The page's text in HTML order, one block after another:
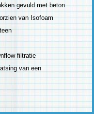
gevuld met beton
van Isofoam
filtratie
van een